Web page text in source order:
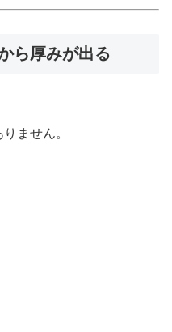
ら厚みが出る
ません。